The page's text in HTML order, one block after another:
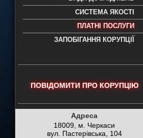
науково-дослідний експертно-
- проведення всих видів судових
експертиз
СИСТЕМА ЯКОСТІ
ПЛАТНІ ПОСЛУГИ
ЗАПОБІГАННЯ КОРУПЦІЇ
ПОВІДОМИТИ ПРО КОРУПЦІЮ
Адреса
18009, м. Черкаси
вул. Пастерівська, 104